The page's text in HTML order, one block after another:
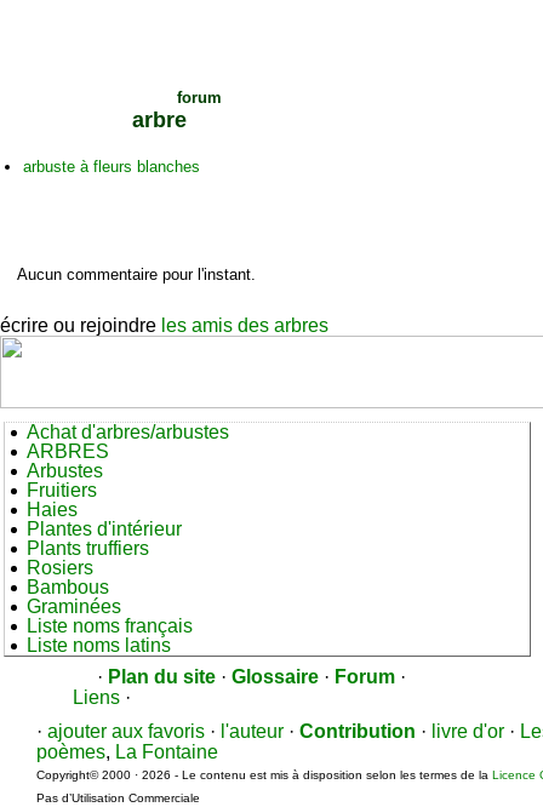
forum
arbre
arbuste à fleurs blanches
Aucun commentaire pour l'instant.
écrire ou rejoindre les amis des arbres
Achat d'arbres/arbustes
ARBRES
Arbustes
Fruitiers
Haies
Plantes d'intérieur
Plants truffiers
Rosiers
Bambous
Graminées
Liste noms français
Liste noms latins
· Plan du site · Glossaire · Forum ·
Liens ·
· ajouter aux favoris · l'auteur · Contribution · livre d'or ·
poèmes, La Fontaine
Copyright© 2000 · 2026 - Le contenu est mis à disposition selon les termes de la Licence
Pas d’Utilisation Commerciale